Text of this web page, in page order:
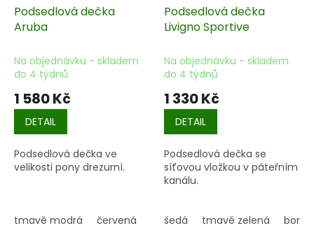
Podsedlová dečka
Aruba
Na objednávku - skladem
do 4 týdnů
1 580 Kč
DETAIL
Podsedlová dečka ve
velikosti pony drezurní.
tmavě modrá červená
Podsedlová dečka
Livigno Sportive
Na objednávku - skladem
do 4 týdnů
1 330 Kč
DETAIL
Podsedlová dečka se
síťovou vložkou v páteřním
kanálu.
šedá tmavě zelená bordó